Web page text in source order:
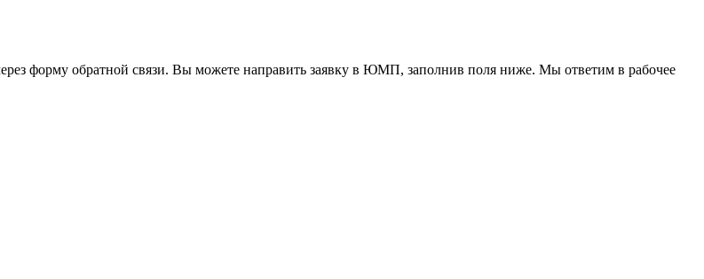
форму обратной связи. Вы можете направить заявку в ЮМП, заполнив поля ниже. Mы ответим в рабочее